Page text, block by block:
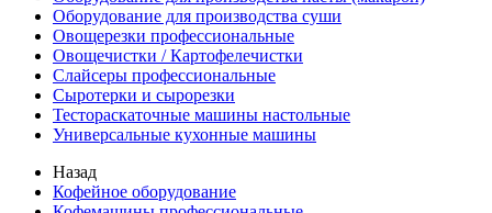
Оборудование для производства суши
Овощерезки профессиональные
Овощечистки / Картофелечистки
Слайсеры профессиональные
Сыротерки и сырорезки
Тестораскаточные машины настольные
Универсальные кухонные машины
Назад
Кофейное оборудование